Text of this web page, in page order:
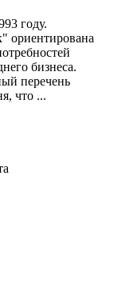
году.
бизнеса.
перечень
что ...